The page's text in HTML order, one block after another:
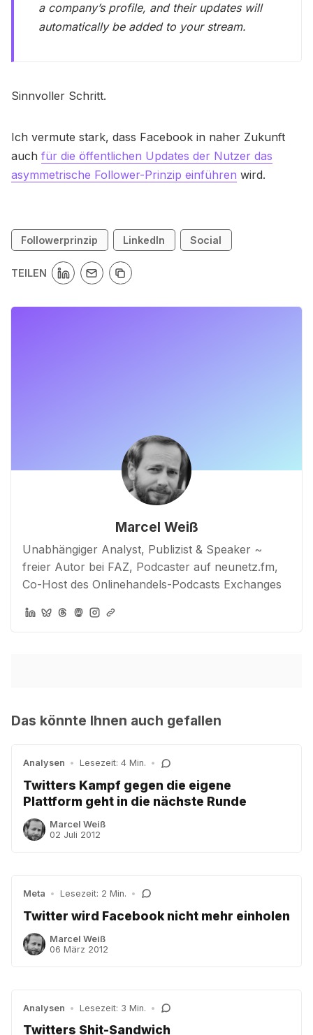
a company’s profile, and their updates will
automatically be added to your stream.
Sinnvoller Schritt.
Ich vermute stark, dass Facebook in naher Zukunft
auch für die öffentlichen Updates der Nutzer das
asymmetrische Follower-Prinzip einführen wird.
Followerprinzip LinkedIn Social
TEILEN
Marcel Weiß
Unabhängiger Analyst, Publizist & Speaker ~
freier Autor bei FAZ, Podcaster auf neunetz.fm,
Co-Host des Onlinehandels-Podcasts Exchanges
Das könnte Ihnen auch gefallen
Analysen • Lesezeit: 4 Min. •
Twitters Kampf gegen die eigene
Plattform geht in die nächste Runde
Marcel Weiß
02 Juli 2012
Meta • Lesezeit: 2 Min. •
Twitter wird Facebook nicht mehr einholen
Marcel Weiß
06 März 2012
Analysen • Lesezeit: 3 Min. •
Twitters Shit-Sandwich